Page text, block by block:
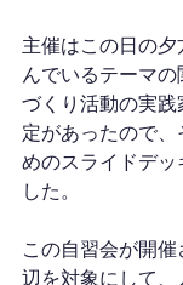
主催はこの日の
んでいるテーマ
づくり活動の実
定があったので
めのスライドデッ
した。
この自習会が開
辺を対象にして